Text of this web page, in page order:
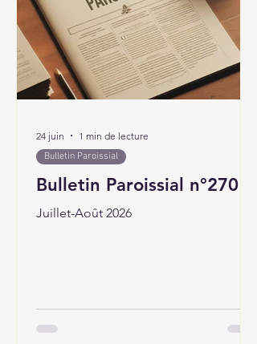
Bulletin Paroissial n°270
Juillet-Août 2026
Bulletin Paroissial
24 juin 1 min de lecture